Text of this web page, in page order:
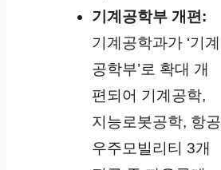
기계공학부 개편:
기계공학과가 ‘기계
공학부’로 확대 개
편되어 기계공학,
지능로봇공학, 항공
우주모빌리티 3개